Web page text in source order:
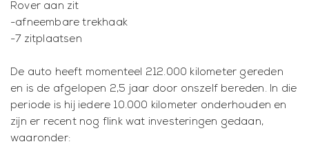
Rover aan zit
-afneembare trekhaak
-7 zitplaatsen
De auto heeft momenteel 212.000 kilometer gereden
en is de afgelopen 2,5 jaar door onszelf bereden. In die
periode is hij iedere 10.000 kilometer onderhouden en
zijn er recent nog flink wat investeringen gedaan,
waaronder: